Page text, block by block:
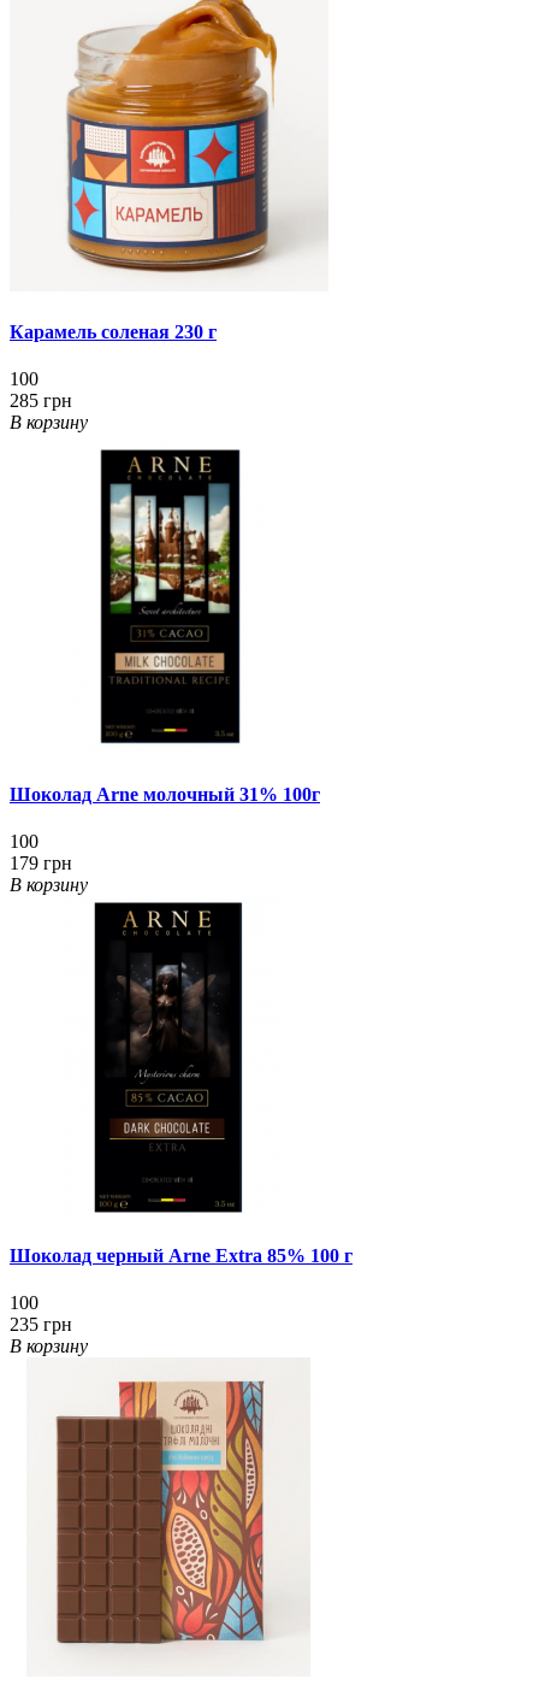
Карамель соленая 230 г
100
285 грн
В корзину
Шоколад Arne молочный 31% 100г
100
179 грн
В корзину
Шоколад черный Arne Extra 85% 100 г
100
235 грн
В корзину